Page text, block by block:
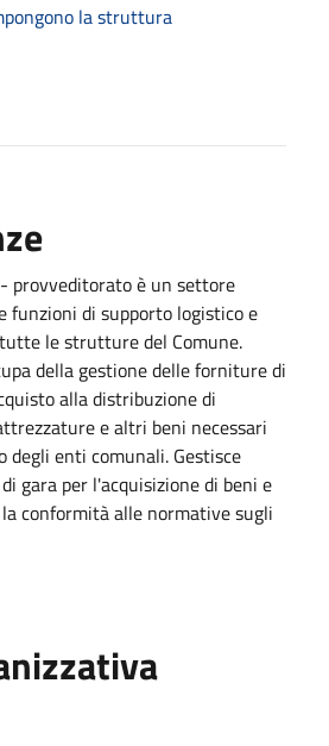
la struttura
provveditorato è un settore
funzioni di supporto logistico e
le strutture del Comune.
della gestione delle forniture di
alla distribuzione di
e altri beni necessari
degli enti comunali. Gestisce
gara per l'acquisizione di beni e
conformità alle normative sugli